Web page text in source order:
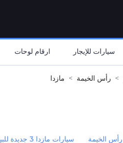
سيارات للإيجار ارقام لوحات
رأس الخيمة مازدا
سيارات مازدا 3 جديدة للبيع في رأس الخيمة